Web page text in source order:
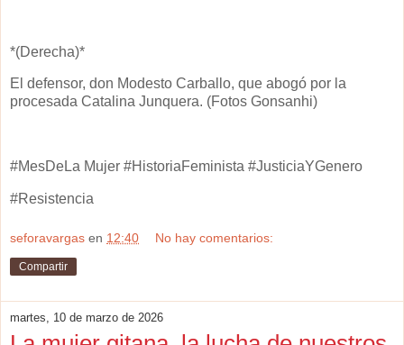
*(Derecha)*
El defensor, don Modesto Carballo, que abogó por la
procesada Catalina Junquera. (Fotos Gonsanhi)
#MesDeLa Mujer #HistoriaFeminista #JusticiaYGenero
#Resistencia
seforavargas en 12:40 No hay comentarios:
Compartir
martes, 10 de marzo de 2026